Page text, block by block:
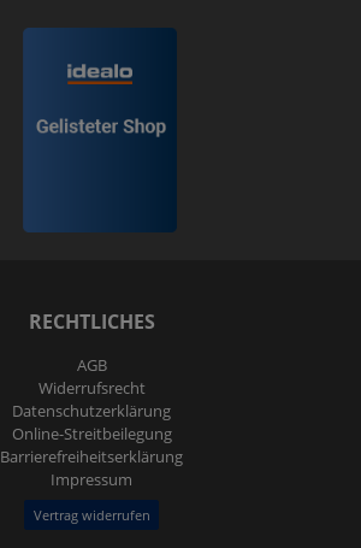
RECHTLICHES
AGB
Widerrufs­recht
Daten­schutz­erklärung
Online-Streitbeilegung
Barrierefreiheitserklärung
Impressum
Vertrag widerrufen